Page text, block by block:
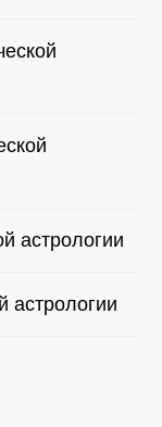
астрологии
астрологии